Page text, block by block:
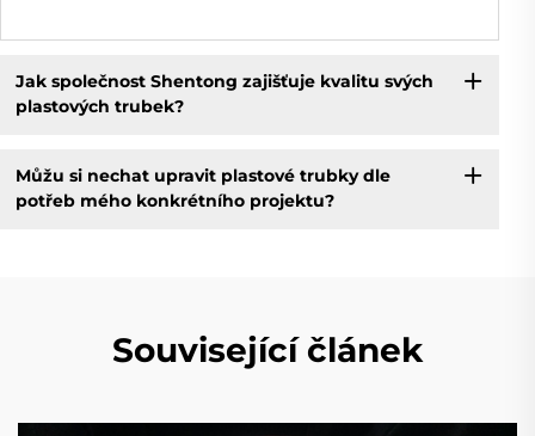
Jak společnost Shentong zajišťuje kvalitu svých
plastových trubek?
Můžu si nechat upravit plastové trubky dle
potřeb mého konkrétního projektu?
Související článek